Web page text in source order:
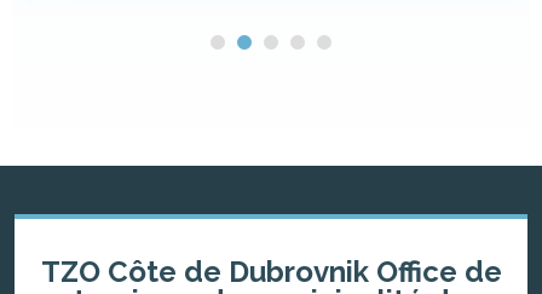
TZO Côte de Dubrovnik Office de